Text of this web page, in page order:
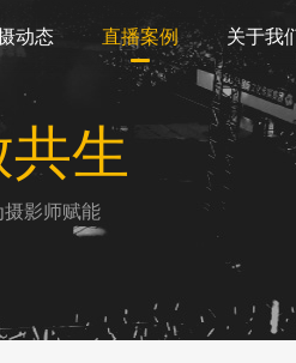
动态 直播案例 关于我
生
影师赋能